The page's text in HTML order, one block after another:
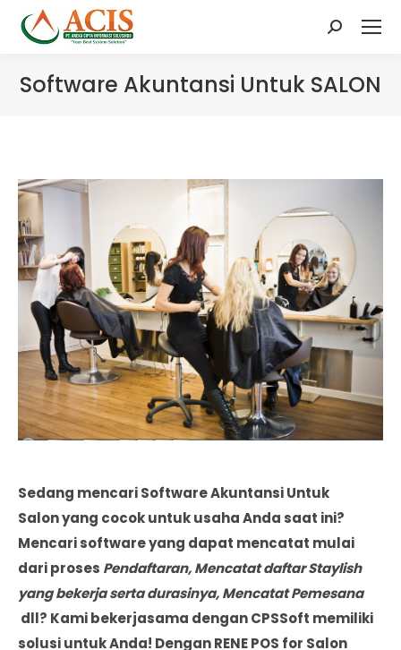
Search:
Software Akuntansi Untuk SALON
Sedang mencari Software Akuntansi Untuk
Salon yang cocok untuk usaha Anda saat ini?
Mencari software yang dapat mencatat mulai
dari proses Pendaftaran, Mencatat daftar Staylish
yang bekerja serta durasinya, Mencatat Pemesana
dll? Kami bekerjasama dengan CPSSoft memiliki
solusi untuk Anda! Dengan RENE POS for Salon